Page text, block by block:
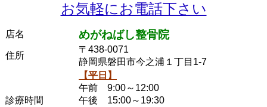
お気軽にお電話下さい
店名 めがねばし整骨院
住所
〒438-0071
静岡県磐田市今之浦１丁目1-7
診療時間
【平日】
午前 9:00～12:00
午後 15:00～19:30